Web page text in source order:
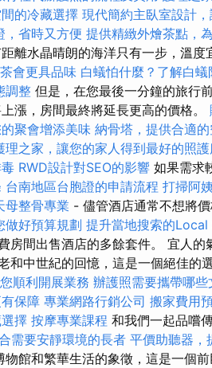
的冷藏選擇 現代簡約主臥室設計
，省時又方便 提供精緻外燴茶點，
離水晶晴朗的海洋只有一步，溫度
會更具品味 白蟻怕什麼？了解白蟻
調整 但是，在您最後一分鐘的旅行
漲，房間最終將延長更高的價格。
聚會增添美味 納骨塔，提供合適
理之家，讓您的家人得到最好的照護
RWD設計對SEO的影響 如果需求
台南地區台胞證的申請流程 打掃阿
母整骨專業 - 儘管酒店通常不想將
做好預算規劃 提升當地搜索的Local
房間出售酒店的多餘套件。 宜人的
中世紀的回憶，這是一個絕佳的
順利開展業務 辦護照需要攜帶哪些
保障 專業網路行銷公司 搬家費用
擇 按摩專業課程 和我們一起品嚐
需要安靜環境的長者 平價助聽器，
館和繁華生活的象徵，這是一個